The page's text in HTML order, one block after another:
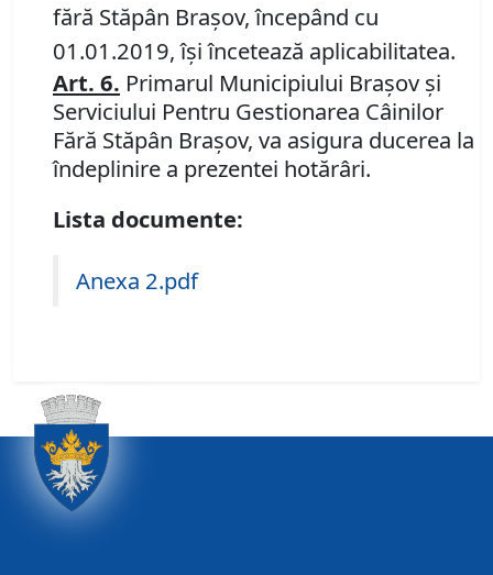
fără Stăpân Braşov, începând cu
01.01.2019, îşi încetează aplicabilitatea.
Art. 6. Primarul Municipiului Braşov și
Serviciului Pentru Gestionarea Câinilor
Fără Stăpân Braşov, va asigura ducerea la
îndeplinire a prezentei hotărâri.
Lista documente:
Anexa 2.pdf